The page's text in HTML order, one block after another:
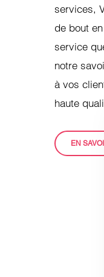
services,
de bout
service
notre
à vos
haute
EN